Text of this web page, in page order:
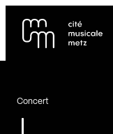
Se rendre au
Contenu principal
Concert